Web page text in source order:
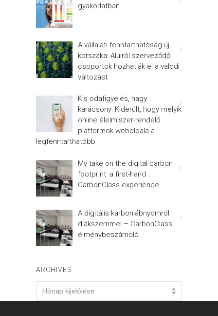
gyakorlatban
A vállalati fenntarthatóság új
korszaka: Alulról szerveződő
csoportok hozhatják el a valódi
változást
Kis odafigyelés, nagy
karácsony: Kiderült, hogy melyik
online élelmiszer-rendelő
platformok weboldala a
legfenntarthatóbb
My take on the digital carbon
footprint: a first-hand
CarbonClass experience
A digitális karbonlábnyomról
diákszemmel – CarbonClass
élménybeszámoló
ARCHIVES
Archives
Hónap kijelölése